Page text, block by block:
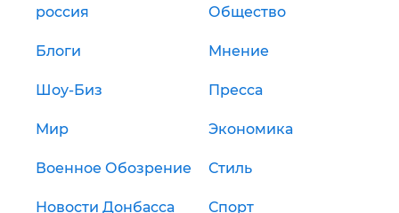
россия Общество
Блоги Мнение
Шоу-Биз Пресса
Мир Экономика
Военное Обозрение Стиль
Новости Донбасса Спорт